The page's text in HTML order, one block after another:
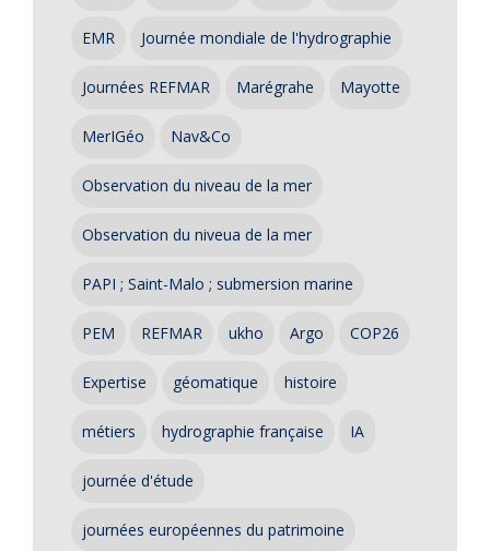
EMR Journée mondiale de l'hydrographie
Journées REFMAR Marégrahe Mayotte
MerIGéo Nav&Co
Observation du niveau de la mer
Observation du niveua de la mer
PAPI ; Saint-Malo ; submersion marine
PEM REFMAR ukho Argo COP26
Expertise géomatique histoire
métiers hydrographie française IA
journée d'étude
journées européennes du patrimoine